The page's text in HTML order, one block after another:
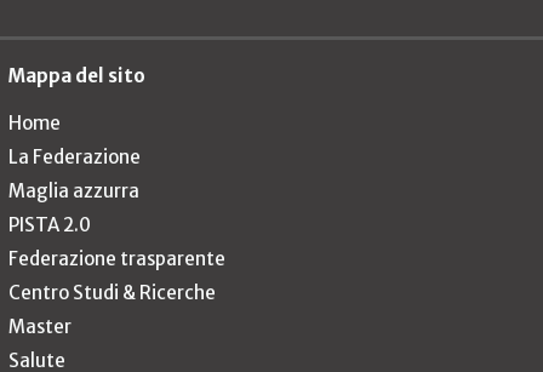
Mappa del sito
Home
La Federazione
Maglia azzurra
PISTA 2.0
Federazione trasparente
Centro Studi & Ricerche
Master
Salute